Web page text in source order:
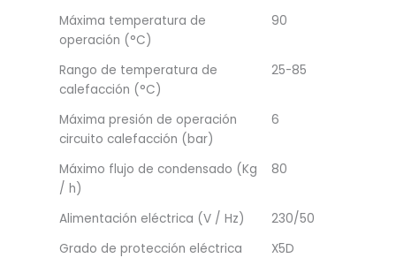
Máxima temperatura de
operación (°C)
90
Rango de temperatura de
calefacción (°C)
25-85
Máxima presión de operación
circuito calefacción (bar)
6
Máximo flujo de condensado (Kg
/ h)
80
Alimentación eléctrica (V / Hz)
230/50
Grado de protección eléctrica
X5D